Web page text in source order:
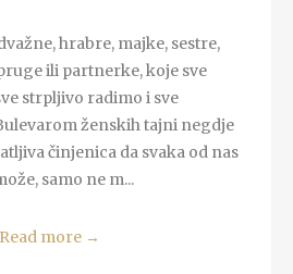
hrabre, majke, sestre,
ili partnerke, koje sve
strpljivo radimo i sve
ženskih tajni negdje
činjenica da svaka od nas
samo ne m...
Read more →